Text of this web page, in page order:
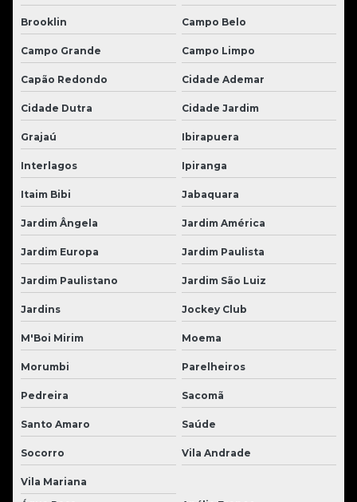
Brooklin Campo Belo
Campo Grande Campo Limpo
Capão Redondo Cidade Ademar
Cidade Dutra Cidade Jardim
Grajaú Ibirapuera
Interlagos Ipiranga
Itaim Bibi Jabaquara
Jardim Ângela Jardim América
Jardim Europa Jardim Paulista
Jardim Paulistano Jardim São Luiz
Jardins Jockey Club
M'Boi Mirim Moema
Morumbi Parelheiros
Pedreira Sacomã
Santo Amaro Saúde
Socorro Vila Andrade
Vila Mariana